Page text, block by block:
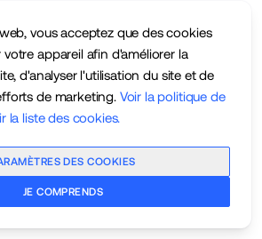
vous acceptez que des cookies
appareil afin d'améliorer la
d'analyser l'utilisation du site et de
de marketing. Voir la politique de
la liste des cookies.
DES COOKIES
JE COMPRENDS